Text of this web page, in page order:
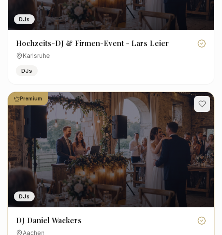
DJs
Hochzeits-DJ & Firmen-Event - Lars Leier
Karlsruhe
DJs
DJs
Premium
DJ Daniel Wackers
Aachen